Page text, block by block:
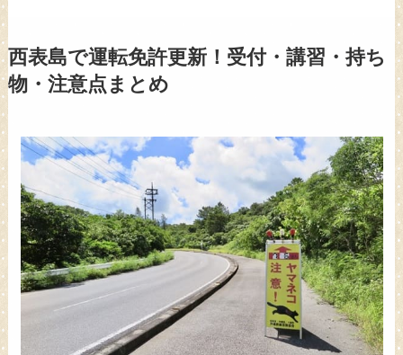
西表島で運転免許更新！受付・講習・持ち
物・注意点まとめ